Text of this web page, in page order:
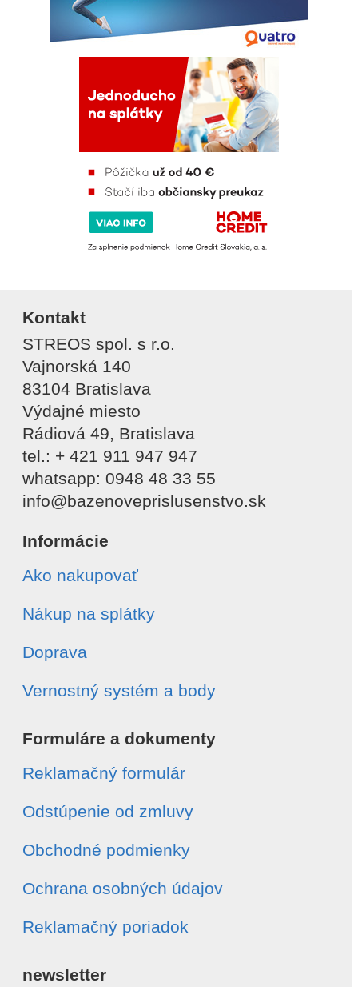
Kontakt
STREOS spol. s r.o.
Vajnorská 140
83104 Bratislava
Výdajné miesto
Rádiová 49, Bratislava
tel.: + 421 911 947 947
whatsapp: 0948 48 33 55
info@bazenoveprislusenstvo.sk
Informácie
Ako nakupovať
Nákup na splátky
Doprava
Vernostný systém a body
Formuláre a dokumenty
Reklamačný formulár
Odstúpenie od zmluvy
Obchodné podmienky
Ochrana osobných údajov
Reklamačný poriadok
newsletter